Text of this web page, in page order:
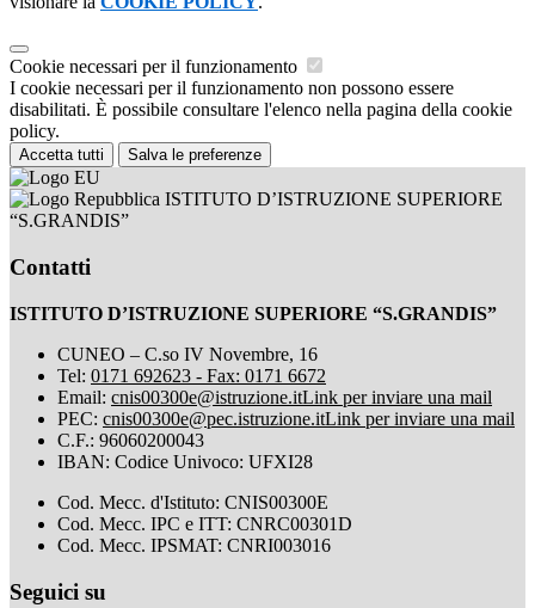
Cookie necessari per il funzionamento
I cookie necessari per il funzionamento non possono essere
disabilitati. È possibile consultare l'elenco nella pagina della cookie
policy.
Accetta tutti Salva le preferenze
ISTITUTO D’ISTRUZIONE SUPERIORE
“S.GRANDIS”
Contatti
ISTITUTO D’ISTRUZIONE SUPERIORE “S.GRANDIS”
CUNEO – C.so IV Novembre, 16
Tel: 0171 692623 - Fax: 0171 6672
Email: cnis00300e@istruzione.itLink per inviare una mail
PEC: cnis00300e@pec.istruzione.itLink per inviare una mail
C.F.: 96060200043
IBAN: Codice Univoco: UFXI28
Cod. Mecc. d'Istituto: CNIS00300E
Cod. Mecc. IPC e ITT: CNRC00301D
Cod. Mecc. IPSMAT: CNRI003016
Seguici su